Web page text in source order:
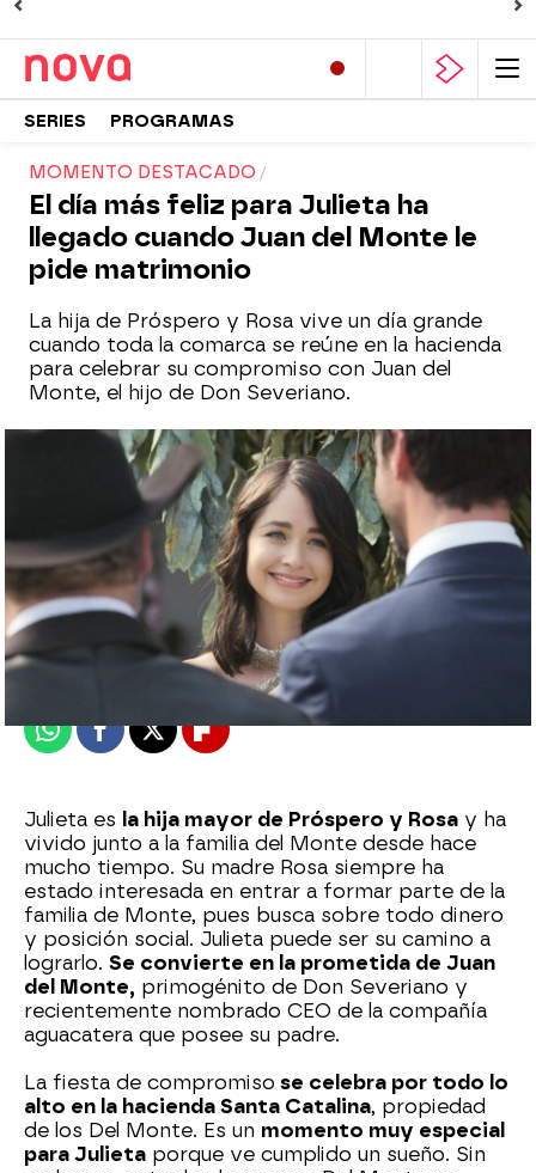
SERIES PROGRAMAS
MOMENTO DESTACADO
El día más feliz para Julieta ha
llegado cuando Juan del Monte le
pide matrimonio
La hija de Próspero y Rosa vive un día grande
cuando toda la comarca se reúne en la hacienda
para celebrar su compromiso con Juan del
Monte, el hijo de Don Severiano.
Nova
09 de octubre de 2023, 20:03
WhatsappFacebook
X Flipboard
Julieta es la hija mayor de Próspero y Rosa y ha
vivido junto a la familia del Monte desde hace
mucho tiempo. Su madre Rosa siempre ha
estado interesada en entrar a formar parte de la
familia de Monte, pues busca sobre todo dinero
y posición social. Julieta puede ser su camino a
lograrlo. Se convierte en la prometida de Juan
del Monte, primogénito de Don Severiano y
recientemente nombrado CEO de la compañía
aguacatera que posee su padre.
La fiesta de compromiso se celebra por todo lo
alto en la hacienda Santa Catalina, propiedad
de los Del Monte. Es un momento muy especial
para Julieta porque ve cumplido un sueño. Sin